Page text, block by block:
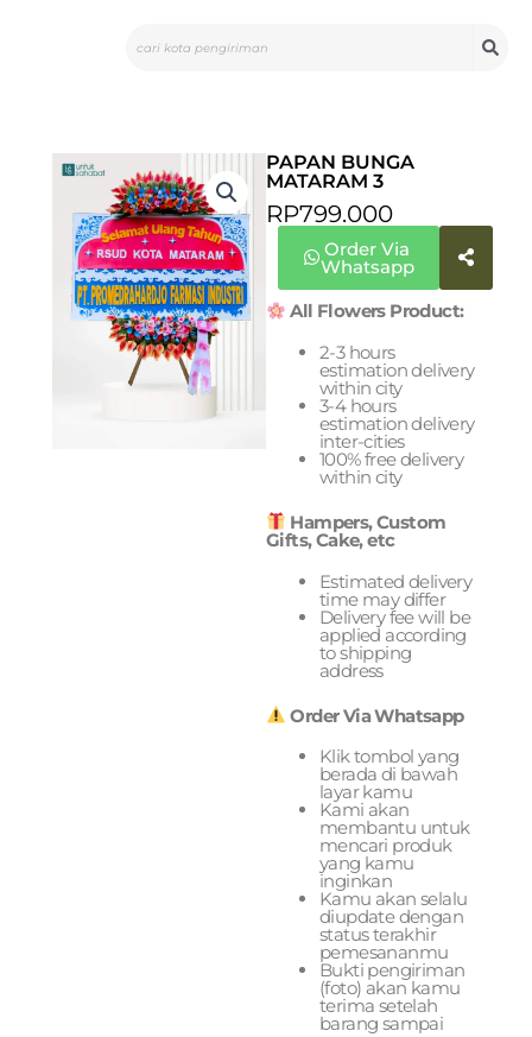
PAPAN BUNGA
MATARAM 3
RP799.000
Order Via
Whatsapp
All Flowers Product:
2-3 hours
estimation delivery
within city
3-4 hours
estimation delivery
inter-cities
100% free delivery
within city
Hampers, Custom
Gifts, Cake, etc
Estimated delivery
time may differ
Delivery fee will be
applied according
to shipping
address
Order Via Whatsapp
Klik tombol yang
berada di bawah
layar kamu
Kami akan
membantu untuk
mencari produk
yang kamu
inginkan
Kamu akan selalu
diupdate dengan
status terakhir
pemesananmu
Bukti pengiriman
(foto) akan kamu
terima setelah
barang sampai